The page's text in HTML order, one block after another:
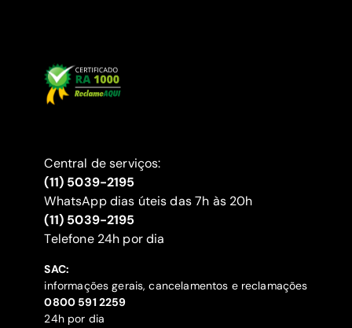
Central de serviços:
(11) 5039-2195
WhatsApp dias úteis das 7h às 20h
(11) 5039-2195
‍Telefone 24h por dia
SAC:
informações gerais, cancelamentos e reclamações
‍0800 591 2259
24h por dia